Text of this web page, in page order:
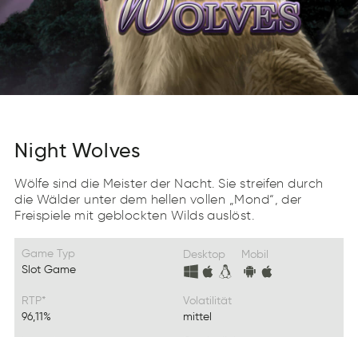
Night Wolves
Wölfe sind die Meister der Nacht. Sie streifen durch
die Wälder unter dem hellen vollen „Mond“, der
Freispiele mit geblockten Wilds auslöst.
Game Typ
Slot Game
Desktop Mobil
RTP*
96,11%
Volatilität
mittel